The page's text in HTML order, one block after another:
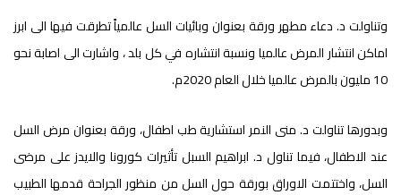
وتناولت د. دعاء مطهر ورقة بعنوان وبائيات السل عالمياً تطرقت فيها الى ابرز
اماكن انتشار المرض عالميا ونسبة انتشاره في كل بلد ، واشارت الى اصابة نحو
10 مليون بالمرض عالميا خلال العام 2020م.
وبدورها تناولت د. منى النمر استشارية طب اطفال، ورقة بعنوان مرض السل
عند الاطفال، فيما تناول د. ابراهيم السبل تأثيرات كورونا والايدز على مرضى
السل، واختتمت الاوراق بورقة حول السل من منظور الجراحة قدمها الطبيب